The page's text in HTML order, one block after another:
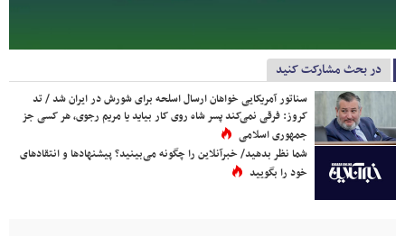
در بحث مشارکت کنید
سناتور آمریکایی خواهان ارسال اسلحه برای شورش در ایران شد / تد
کروز: فرقی نمی‌کند پسر شاه روی کار بیاید یا مریم رجوی، هر کسی جز
جمهوری اسلامی
شما نظر بدهید/ خبرآنلاین را چگونه می‌بینید؟ پیشنهادها و انتقادهای
خود را بگویید